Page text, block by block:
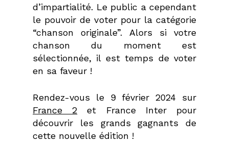
d’impartialité. Le public a cependant
le pouvoir de voter pour la catégorie
“chanson originale”. Alors si votre
chanson du moment est
sélectionnée, il est temps de voter
en sa faveur !
Rendez-vous le 9 février 2024 sur
France 2 et France Inter pour
découvrir les grands gagnants de
cette nouvelle édition !